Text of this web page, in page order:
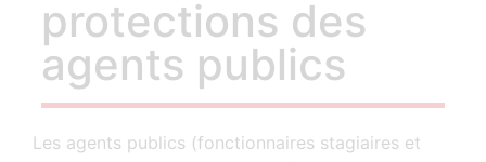
protections des
agents publics
Les agents publics (fonctionnaires stagiaires et